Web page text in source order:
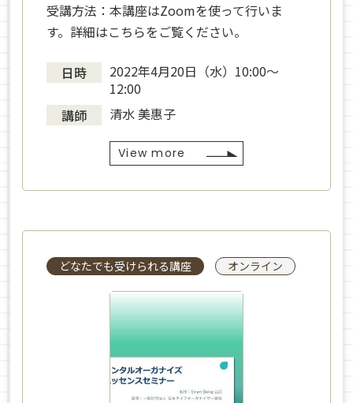
受講方法：本講座はZoomを使って行いま
す。詳細はこちらをご覧ください。
日時
2022年4月20日（水）10:00〜
12:00
講師
清水 美惠子
View more
どなたでも受けられる講座 オンライン